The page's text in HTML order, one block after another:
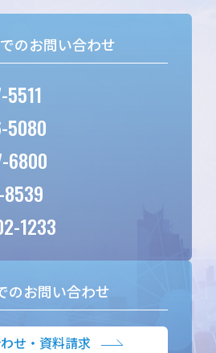
のお問い合わせ
5080
6800
1233
のお問い合わせ
せ・資料請求